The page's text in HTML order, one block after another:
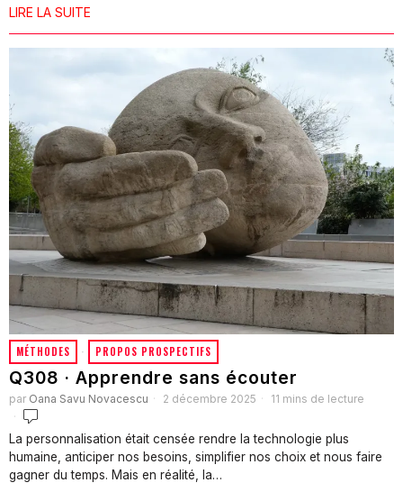
LIRE LA SUITE
MÉTHODES · PROPOS PROSPECTIFS
Q308 · Apprendre sans écouter
par Oana Savu Novacescu 2 décembre 2025 11 mins de lecture
La personnalisation était censée rendre la technologie plus
humaine, anticiper nos besoins, simplifier nos choix et nous faire
gagner du temps. Mais en réalité, la…